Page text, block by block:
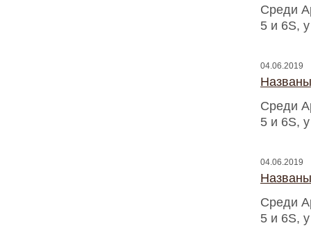
Среди
5 и 6S,
04.06.2019
Среди
5 и 6S,
04.06.2019
Среди
5 и 6S,